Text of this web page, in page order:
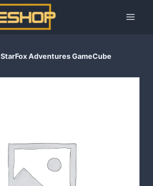
StarFox Adventures GameCube